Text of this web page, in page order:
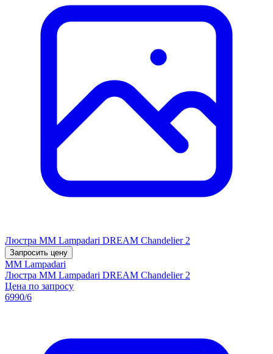
Люстра MM Lampadari DREAM Chandelier 2
Запросить цену
MM Lampadari
Люстра MM Lampadari DREAM Chandelier 2
Цена по запросу
6990/6